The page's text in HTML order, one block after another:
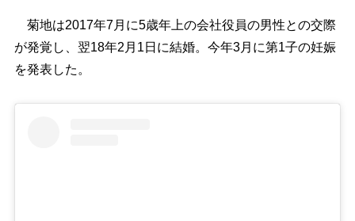
菊地は2017年7月に5歳年上の会社役員の男性との交際
が発覚し、翌18年2月1日に結婚。今年3月に第1子の妊娠
を発表した。